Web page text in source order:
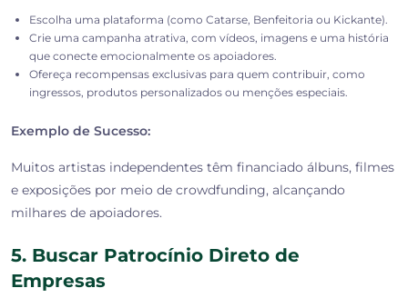
Escolha uma plataforma (como Catarse, Benfeitoria ou Kickante).
Crie uma campanha atrativa, com vídeos, imagens e uma história
que conecte emocionalmente os apoiadores.
Ofereça recompensas exclusivas para quem contribuir, como
ingressos, produtos personalizados ou menções especiais.
Exemplo de Sucesso:
Muitos artistas independentes têm financiado álbuns, filmes
e exposições por meio de crowdfunding, alcançando
milhares de apoiadores.
5. Buscar Patrocínio Direto de
Empresas